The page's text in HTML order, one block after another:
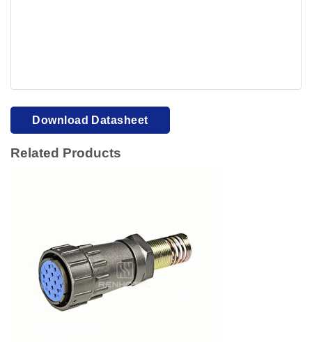
view.Download PDF
Download Datasheet
Related Products